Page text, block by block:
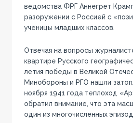
ведомства ФРГ Аннегрет
разоружении с Россией с
ученицы младших классов.
Отвечая на вопросы
квартире Русского
летия победы в Великой
Минобороны и РГО нашли
ноября 1941 года теплоход
обратил внимание, что эта
один из многочисленных